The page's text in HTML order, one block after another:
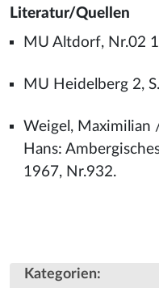
Literatur/Quellen
MU Altdorf, Nr.02
MU Heidelberg 2,
Weigel, Maximilian
Hans:
1967, Nr.932.
Kategorien: